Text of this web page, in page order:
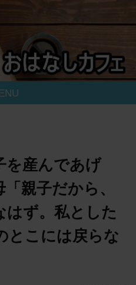
を産んであげ
親子だから、
はず。私とした
とこには戻らな